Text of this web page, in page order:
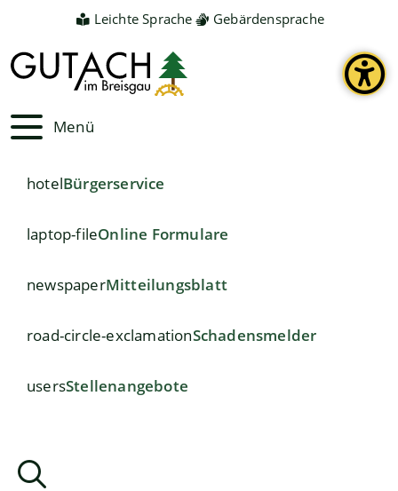
Leichte Sprache Gebärdensprache
Menü
hotelBürgerservice
laptop-fileOnline Formulare
newspaperMitteilungsblatt
road-circle-exclamationSchadensmelder
usersStellenangebote